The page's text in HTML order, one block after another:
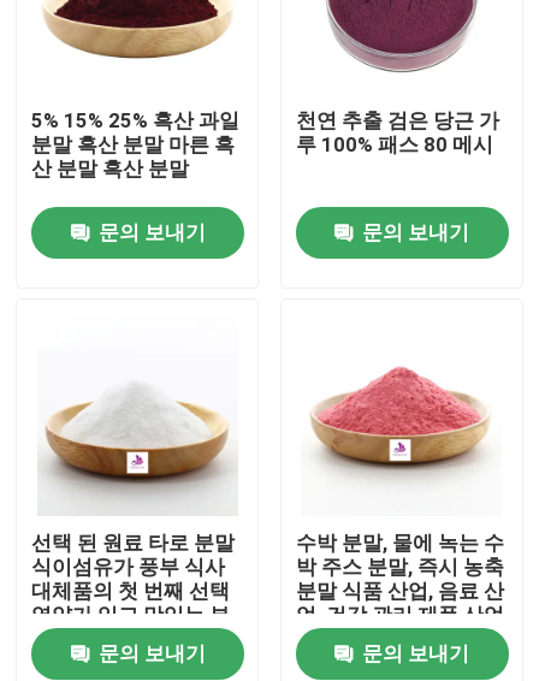
제품
비디오
우리에 대하여
연락주세요
뉴스
인용문을 요구하세요
천연 식물 소재 추출물
5% 15% 25% 흑산 과일
분말 흑산 분말 마른 흑
산 분말 흑산 분말
문의 보내기
천연 추출 검은 당근 가
루 100% 패스 80 메시
문의 보내기
선택 된 원료 타로 분말
식이섬유가 풍부 식사
대체품의 첫 번째 선택
영양가 있고 맛있는 부
담이 없습니다
문의 보내기
수박 분말, 물에 녹는 수
박 주스 분말, 즉시 농축
분말 식품 산업, 음료 산
업, 건강 관리 제품 산업
에서 사용할 수 있습니
다.
문의 보내기